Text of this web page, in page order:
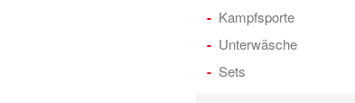
Kampfsporte
Unterwäsche
Sets